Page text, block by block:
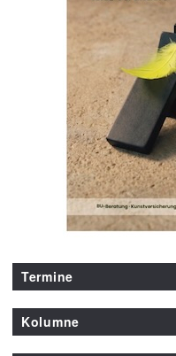
Termine
Kolumne